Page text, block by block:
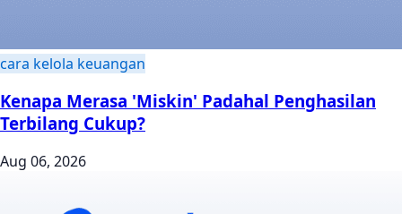
cara kelola keuangan
Kenapa Merasa 'Miskin' Padahal Penghasilan
Terbilang Cukup?
Aug 06, 2026